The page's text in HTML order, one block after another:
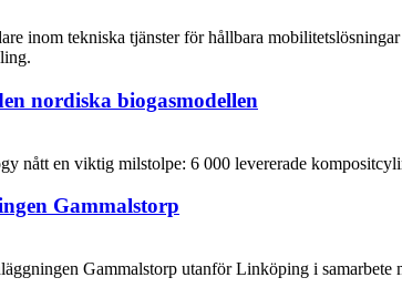
inom tekniska tjänster för hållbara
nordiska biogasmodellen
nått en viktig milstolpe: 6 000 levererade
Gammalstorp
Gammalstorp utanför Linköping i samarbete